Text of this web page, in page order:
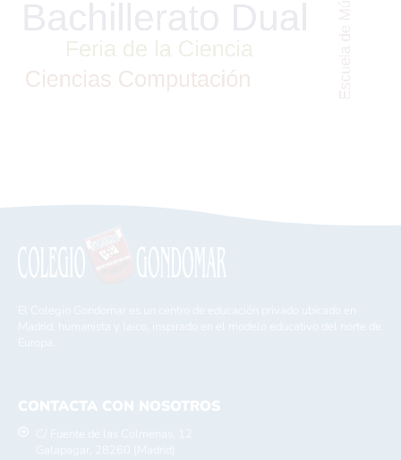
El Colegio Gondomar es un centro de educación privado ubicado en
Madrid, humanista y laico, inspirado en el modelo educativo del norte de
Europa.
CONTACTA CON NOSOTROS
C/ Fuente de las Colmenas, 12
Galapagar, 28260 (Madrid)